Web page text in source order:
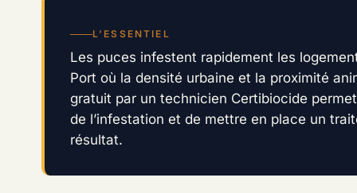
L’ESSENTIEL
Les puces infestent rapidement les
Port où la densité urbaine et la proximité
gratuit par un technicien Certibiocide permet
de l’infestation et de mettre en place un
résultat.